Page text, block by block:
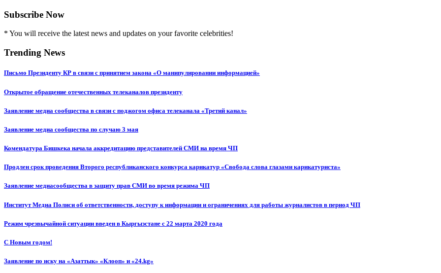
Subscribe Now
* You will receive the latest news and updates on your favorite celebrities!
Trending News
Письмо Президенту КР в связи с принятием закона «О манипулировании информацией»
Открытое обращение отечественных телеканалов президенту
Заявление медиа сообщества в связи с поджогом офиса телеканала «Третий канал»
Заявление медиа сообщества по случаю 3 мая
Комендатура Бишкека начала аккредитацию представителей СМИ на время ЧП
Продлен срок проведения Второго республиканского конкурса карикатур «Свобода слова глазами карикатуриста»
Заявление медиасообщества в защиту прав СМИ во время режима ЧП
Институт Медиа Полиси об ответственности, доступу к информации и ограничениях для работы журналистов в период ЧП
Режим чрезвычайной ситуации введен в Кыргызстане с 22 марта 2020 года
С Новым годом!
Заявление по иску на «Азаттык» «Клооп» и «24.kg»